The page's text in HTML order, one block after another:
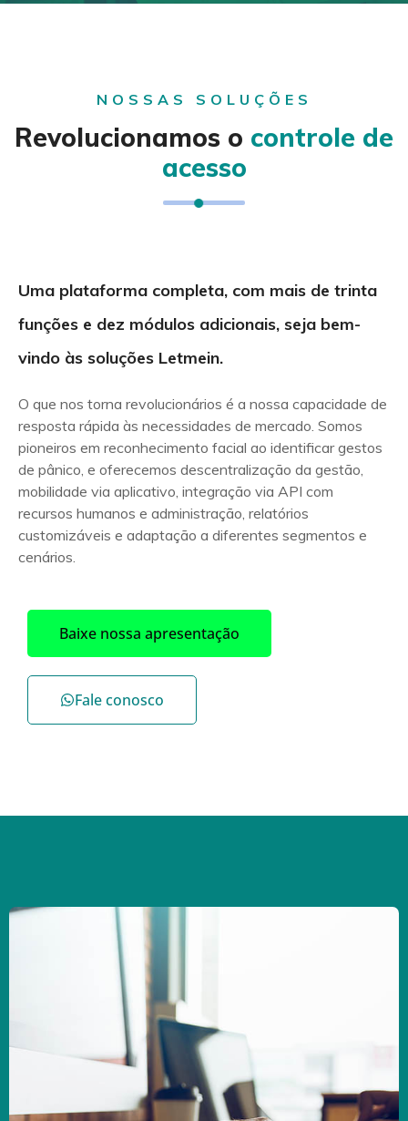
NOSSAS SOLUÇÕES
Revolucionamos o controle de
acesso
Uma plataforma completa, com mais de trinta
funções e dez módulos adicionais, seja bem-
vindo às soluções Letmein.
O que nos torna revolucionários é a nossa capacidade de
resposta rápida às necessidades de mercado. Somos
pioneiros em reconhecimento facial ao identificar gestos
de pânico, e oferecemos descentralização da gestão,
mobilidade via aplicativo, integração via API com
recursos humanos e administração, relatórios
customizáveis e adaptação a diferentes segmentos e
cenários.
Baixe nossa apresentação
Fale conosco